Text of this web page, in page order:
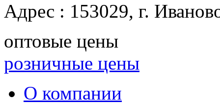
Адрес : 153029, г.
оптовые цены
розничные цены
О компании